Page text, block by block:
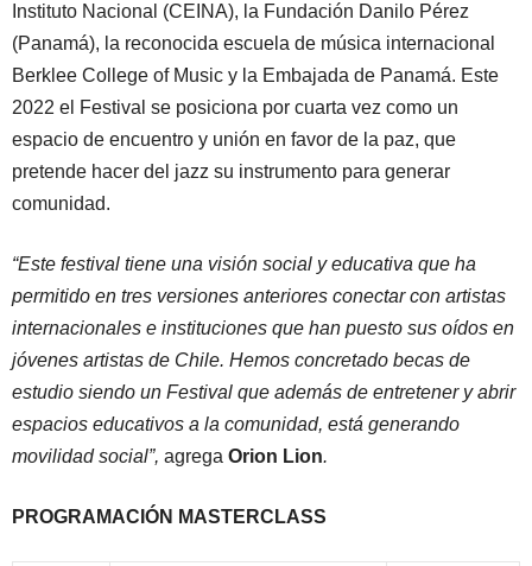
Instituto Nacional (CEINA), la Fundación Danilo Pérez
(Panamá), la reconocida escuela de música internacional
Berklee College of Music y la Embajada de Panamá. Este
2022 el Festival se posiciona por cuarta vez como un
espacio de encuentro y unión en favor de la paz, que
pretende hacer del jazz su instrumento para generar
comunidad.
“Este festival tiene una visión social y educativa que ha
permitido en tres versiones anteriores conectar con artistas
internacionales e instituciones que han puesto sus oídos en
jóvenes artistas de Chile. Hemos concretado becas de
estudio siendo un Festival que además de entretener y abrir
espacios educativos a la comunidad, está generando
movilidad social”, agrega Orion Lion.
PROGRAMACIÓN MASTERCLASS